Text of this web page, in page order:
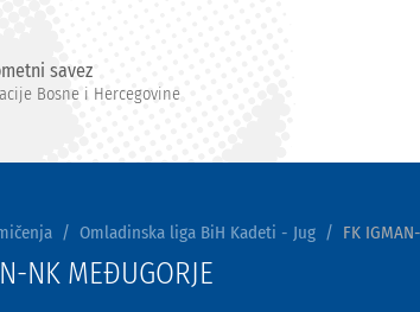
savez
Bosne i Hercegovine
Omladinska liga BiH Kadeti - Jug FK
NK MEĐUGORJE